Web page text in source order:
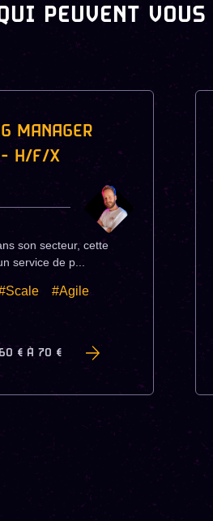
PEUVENT
MANAGER
- H/F/X
son secteur, cette
service de p...
#Agile
60 € À 70 €